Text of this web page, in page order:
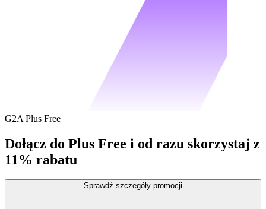
G2A Plus Free
Dołącz do Plus Free i od razu skorzystaj z
11% rabatu
Sprawdź szczegóły promocji